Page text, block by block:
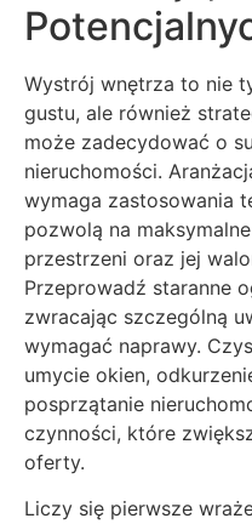
Wystrój wnętrza to nie
gustu, ale również
może zadecydować o
nieruchomości.
wymaga zastosowania
pozwolą na
przestrzeni oraz jej
Przeprowadź staranne
zwracając szczególną
wymagać naprawy.
umycie okien,
posprzątanie
czynności, które
oferty.
Liczy się pierwsze